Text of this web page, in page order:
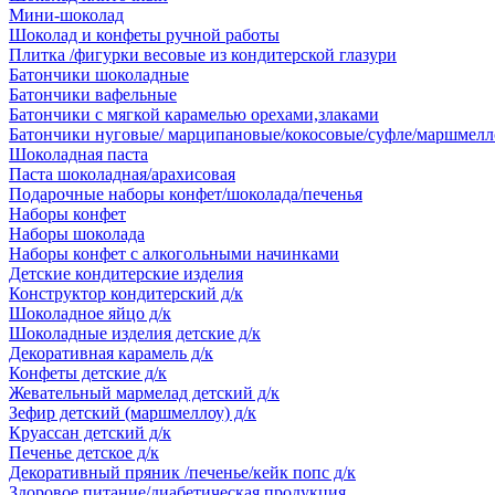
Мини-шоколад
Шоколад и конфеты ручной работы
Плитка /фигурки весовые из кондитерской глазури
Батончики шоколадные
Батончики вафельные
Батончики с мягкой карамелью орехами,злаками
Батончики нуговые/ марципановые/кокосовые/суфле/
Шоколадная паста
Паста шоколадная/арахисовая
Подарочные наборы конфет/шоколада/печенья
Наборы конфет
Наборы шоколада
Наборы конфет с алкогольными начинками
Детские кондитерские изделия
Конструктор кондитерский д/к
Шоколадное яйцо д/к
Шоколадные изделия детские д/к
Декоративная карамель д/к
Конфеты детские д/к
Жевательный мармелад детский д/к
Зефир детский (маршмеллоу) д/к
Круассан детский д/к
Печенье детское д/к
Декоративный пряник /печенье/кейк попс д/к